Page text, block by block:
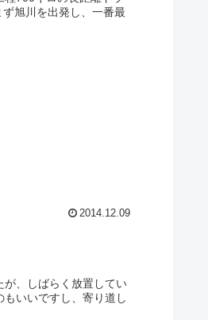
旭川を出発し、一番最
2014.12.09
が、しばらく放置してい
いいですし、寄り道し